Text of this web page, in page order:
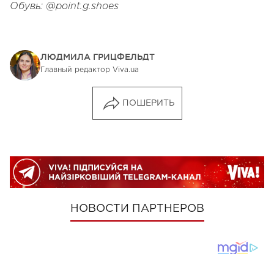
Обувь: @point.g.shoes
ЛЮДМИЛА ГРИЦФЕЛЬДТ
Главный редактор Viva.ua
ПОШЕРИТЬ
НОВОСТИ ПАРТНЕРОВ